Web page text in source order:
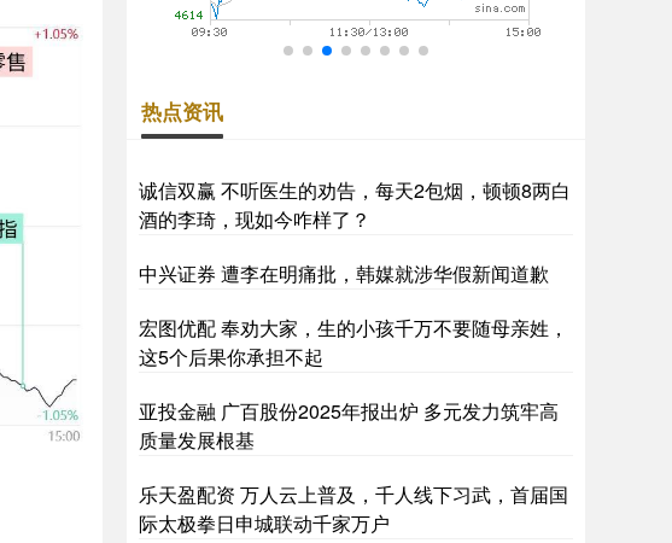
热点资讯
诚信双赢 不听医生的劝告，每天2包烟，顿顿8两白
酒的李琦，现如今咋样了？
中兴证券 遭李在明痛批，韩媒就涉华假新闻道歉
宏图优配 奉劝大家，生的小孩千万不要随母亲姓，
这5个后果你承担不起
亚投金融 广百股份2025年报出炉 多元发力筑牢高
质量发展根基
乐天盈配资 万人云上普及，千人线下习武，首届国
际太极拳日申城联动千家万户